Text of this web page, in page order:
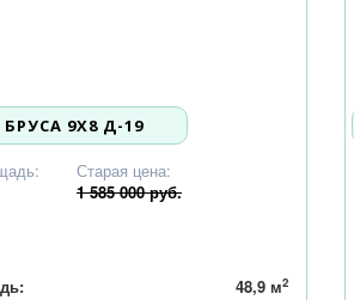
9X8 Д-19
Старая цена:
1 585 000 руб.
48,9 м2